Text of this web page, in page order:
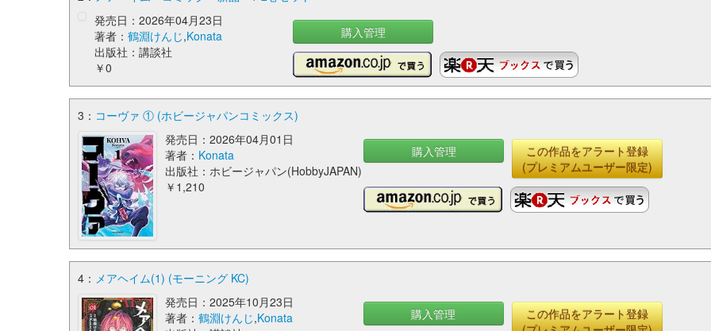
発売日：2026年04月23日
著者： 鶴淵けんじ,Konata
出版社：講談社
￥0
購入管理
3： コーヴァ ① (ホビージャパンコミックス)
発売日：2026年04月01日
著者： Konata
出版社：ホビージャパン(HobbyJAPAN)
￥1,210
購入管理
この作品をアラート登録
(プレミアムユーザー限定)
4： メアヘイム(1) (モーニング KC)
発売日：2025年10月23日
著者： 鶴淵けんじ,Konata
購入管理
この作品をアラート登録